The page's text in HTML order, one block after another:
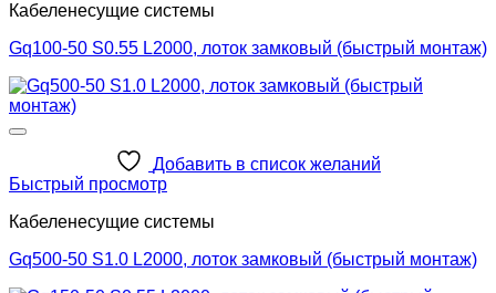
Кабеленесущие системы
Gq100-50 S0.55 L2000, лоток замковый (быстрый монтаж)
Добавить в список желаний
Быстрый просмотр
Кабеленесущие системы
Gq500-50 S1.0 L2000, лоток замковый (быстрый монтаж)